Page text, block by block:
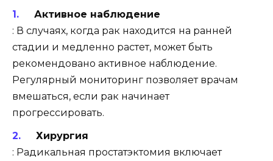
Активное наблюдение
: В случаях, когда рак находится на ранней
стадии и медленно растет, может быть
рекомендовано активное наблюдение.
Регулярный мониторинг позволяет врачам
вмешаться, если рак начинает
прогрессировать.
Хирургия
: Радикальная простатэктомия включает